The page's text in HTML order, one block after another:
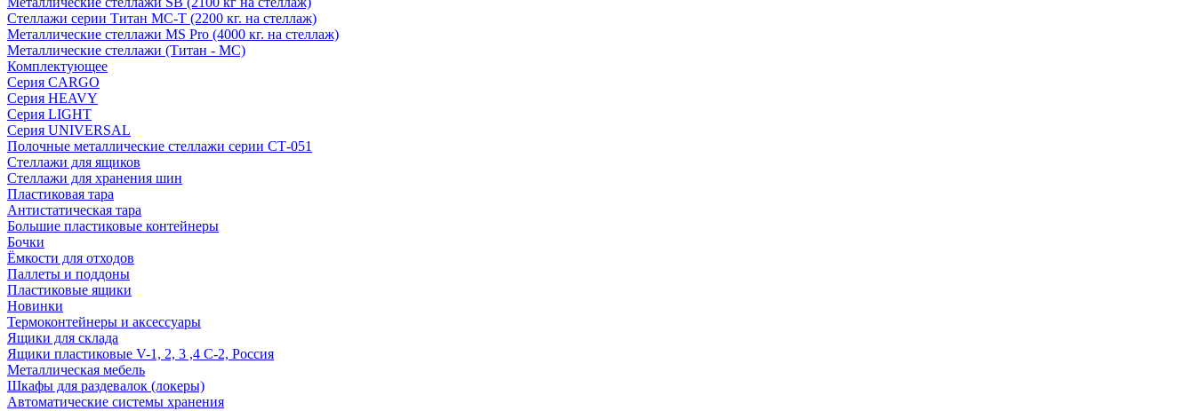
Стеллажи серии Титан МС-Т (2200 кг. на стеллаж)
Металлические стеллажи MS Pro (4000 кг. на стеллаж)
Металлические стеллажи (Титан - МС)
Комплектующее
Серия CARGO
Серия HEAVY
Серия LIGHT
Серия UNIVERSAL
Полочные металлические стеллажи серии СТ-051
Стеллажи для ящиков
Стеллажи для хранения шин
Пластиковая тара
Антистатическая тара
Большие пластиковые контейнеры
Бочки
Ёмкости для отходов
Паллеты и поддоны
Пластиковые ящики
Новинки
Термоконтейнеры и аксессуары
Ящики для склада
Ящики пластиковые V-1, 2, 3 ,4 С-2, Россия
Металлическая мебель
Шкафы для раздевалок (локеры)
Автоматические системы хранения